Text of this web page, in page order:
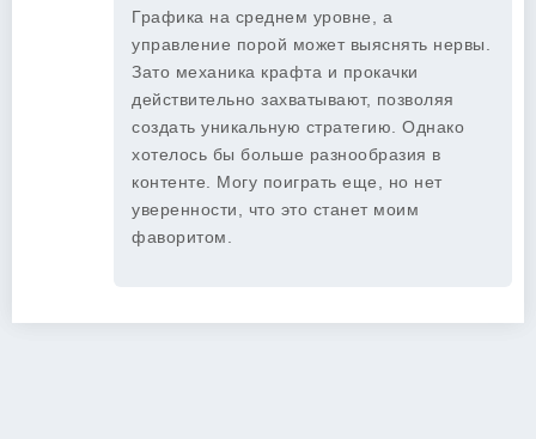
Графика на среднем уровне, а
управление порой может выяснять нервы.
Зато механика крафта и прокачки
действительно захватывают, позволяя
создать уникальную стратегию. Однако
хотелось бы больше разнообразия в
контенте. Могу поиграть еще, но нет
уверенности, что это станет моим
фаворитом.